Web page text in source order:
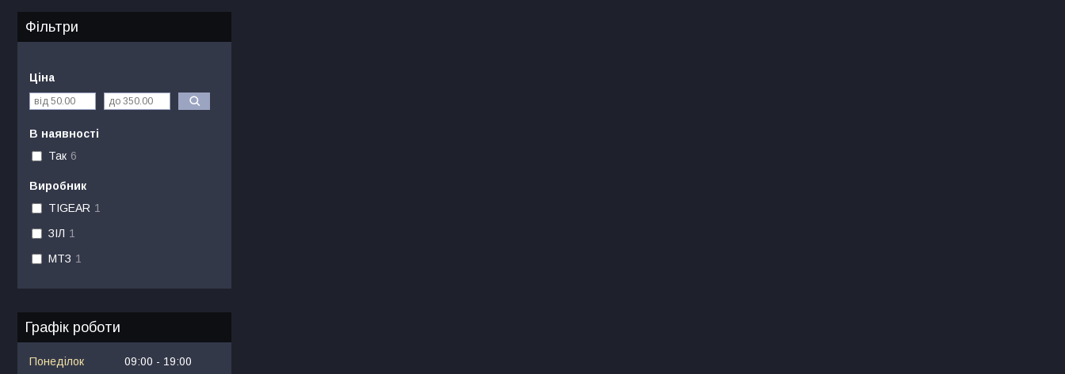
Фільтри
Ціна
В наявності
Так 6
Виробник
TIGEAR 1
ЗІЛ 1
МТЗ 1
Графік роботи
Понеділок 09:00
19:00